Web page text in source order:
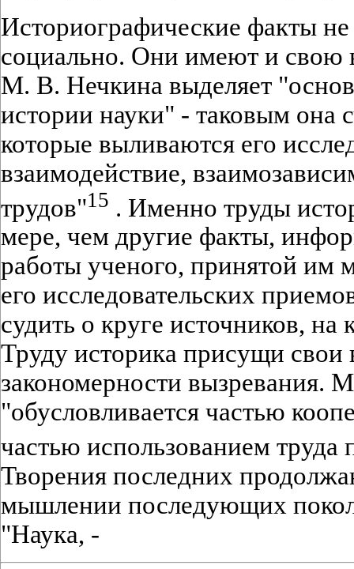
Историографические факты
социально. Они имеют и
М. В. Нечкина выделяет
истории науки" - таковым она
которые выливаются его
взаимодействие,
трудов"15 . Именно труды
мере, чем другие факты,
работы ученого, принятой им
его исследовательских
судить о круге источников, на
Труду историка присущи свои
закономерности вызревания.
"обусловливается частью
частью использованием труда
Творения последних
мышлении последующих
"Наука, -